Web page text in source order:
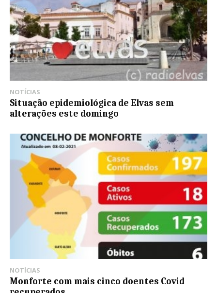
NOTÍCIAS
Situação epidemiológica de Elvas sem
alterações este domingo
NOTÍCIAS
Monforte com mais cinco doentes Covid